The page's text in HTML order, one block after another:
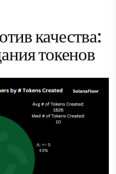
качества:
токенов